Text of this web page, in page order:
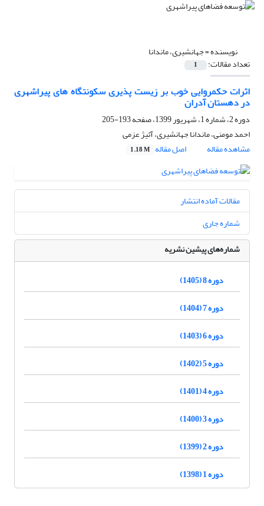
نویسنده =جهانشیری، ماندانا
تعداد مقالات: 1
اثرات حکمروایی خوب بر زیست پذیری سکونتگاه های پیراشهری
در دهستان آدران
دوره 2، شماره 1، شهریور 1399، صفحه
193-205
احمد مومنی، ماندانا جهانشیری، آئیژ عزمی
مشاهده مقاله
اصل مقاله 1.18 M
مقالات آماده انتشار
شماره جاری
شماره‌های پیشین نشریه
دوره 8 (1405)
دوره 7 (1404)
دوره 6 (1403)
دوره 5 (1402)
دوره 4 (1401)
دوره 3 (1400)
دوره 2 (1399)
دوره 1 (1398)